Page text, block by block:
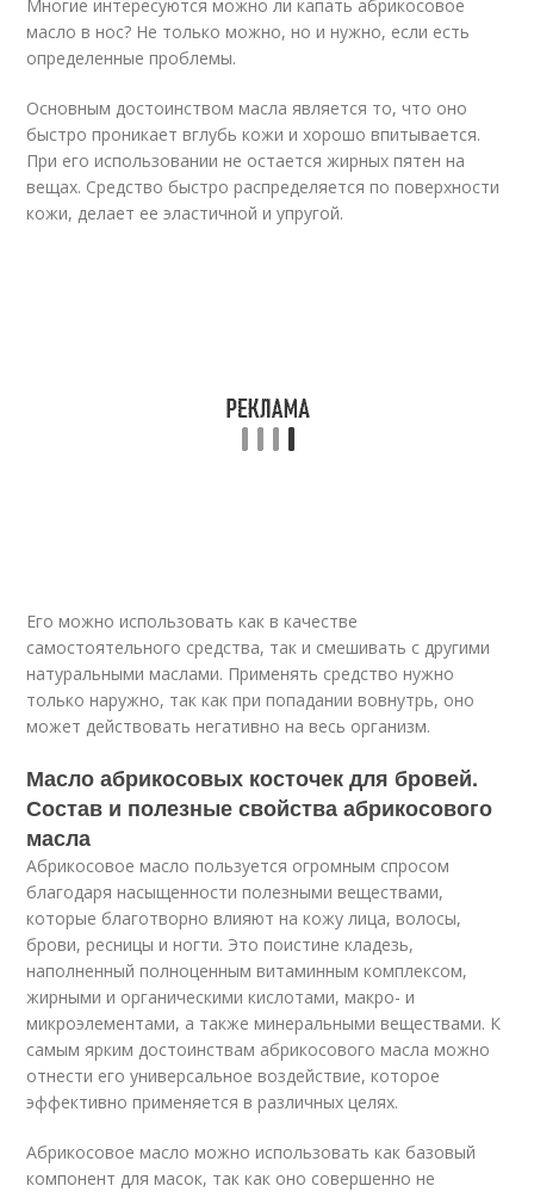
Многие интересуются можно ли капать абрикосовое
масло в нос? Не только можно, но и нужно, если есть
определенные проблемы.
Основным достоинством масла является то, что оно
быстро проникает вглубь кожи и хорошо впитывается.
При его использовании не остается жирных пятен на
вещах. Средство быстро распределяется по поверхности
кожи, делает ее эластичной и упругой.
Его можно использовать как в качестве
самостоятельного средства, так и смешивать с другими
натуральными маслами. Применять средство нужно
только наружно, так как при попадании вовнутрь, оно
может действовать негативно на весь организм.
Масло абрикосовых косточек для бровей.
Состав и полезные свойства абрикосового
масла
Абрикосовое масло пользуется огромным спросом
благодаря насыщенности полезными веществами,
которые благотворно влияют на кожу лица, волосы,
брови, ресницы и ногти. Это поистине кладезь,
наполненный полноценным витаминным комплексом,
жирными и органическими кислотами, макро- и
микроэлементами, а также минеральными веществами. К
самым ярким достоинствам абрикосового масла можно
отнести его универсальное воздействие, которое
эффективно применяется в различных целях.
Абрикосовое масло можно использовать как базовый
компонент для масок, так как оно совершенно не